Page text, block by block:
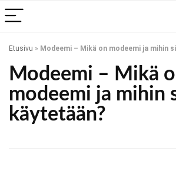
Etusivu » Modeemi – Mikä on modeemi ja mihin
Modeemi – Mikä
modeemi ja mihin
käytetään?